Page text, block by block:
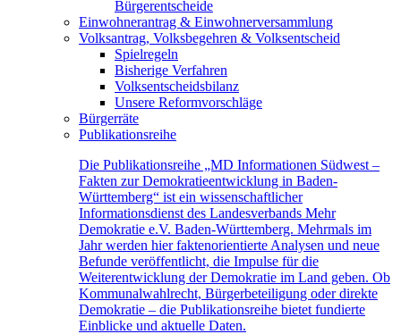
Bürgerentscheide
Einwohnerantrag & Einwohnerversammlung
Volksantrag, Volksbegehren & Volksentscheid
Spielregeln
Bisherige Verfahren
Volksentscheidsbilanz
Unsere Reformvorschläge
Bürgerräte
Publikationsreihe
Die Publikationsreihe „MD Informationen Südwest –
Fakten zur Demokratieentwicklung in Baden-
Württemberg“ ist ein wissenschaftlicher
Informationsdienst des Landesverbands Mehr
Demokratie e.V. Baden-Württemberg. Mehrmals im
Jahr werden hier faktenorientierte Analysen und neue
Befunde veröffentlicht, die Impulse für die
Weiterentwicklung der Demokratie im Land geben. Ob
Kommunalwahlrecht, Bürgerbeteiligung oder direkte
Demokratie – die Publikationsreihe bietet fundierte
Einblicke und aktuelle Daten.